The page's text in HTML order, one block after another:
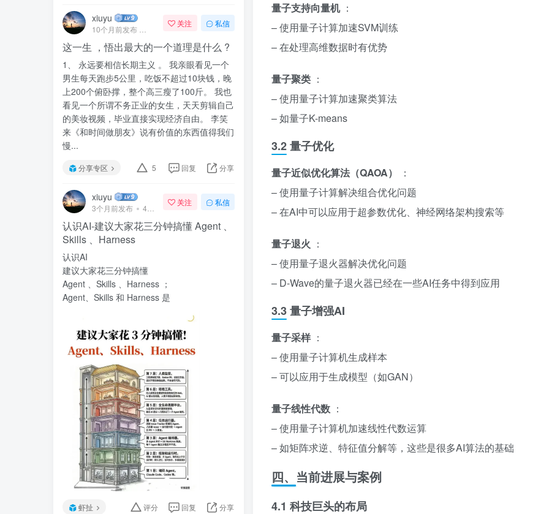
量子支持向量机 ：
– 使用量子计算加速SVM训练
– 在处理高维数据时有优势
量子聚类 ：
– 使用量子计算加速聚类算法
– 如量子K-means
3.2 量子优化
量子近似优化算法（QAOA）
：
– 使用量子计算解决组合优化问题
– 在AI中可以应用于超参数优化、神经网络架构搜索等
量子退火 ：
– 使用量子退火器解决优化问题
– D-Wave的量子退火器已经在一些AI任务中得到应用
3.3 量子增强AI
量子采样 ：
– 使用量子计算机生成样本
– 可以应用于生成模型（如GAN）
量子线性代数 ：
– 使用量子计算机加速线性代数运算
– 如矩阵求逆、特征值分解等，这些是很多AI算法的基础
四、当前进展与案例
4.1 科技巨头的布局
xiuyu
41次阅读
关注 私信
这一生 ，悟出最大的一个道理是什么 ?
1、 永远要相信长期主义 。 我亲眼看见一个
男生每天跑步5公里，吃饭不超过10块钱，晚
上200个俯卧撑，整个高三瘦了100斤。 我也
看见一个所谓不务正业的女生，天天剪辑自己
的美妆视频，毕业直接实现经济自由。 李笑
来《和时间做朋友》说有价值的东西值得我们
慢...
分享专区 5 回复 分享
xiuyu
3个月前发布 47次阅读
关注 私信
认识AI-建议大家花三分钟搞懂 Agent 、
Skills 、Harness
认识AI
建议大家花三分钟搞懂
Agent 、Skills 、Harness ；
Agent、Skills 和 Harness 是
虾扯 评分 回复 分享